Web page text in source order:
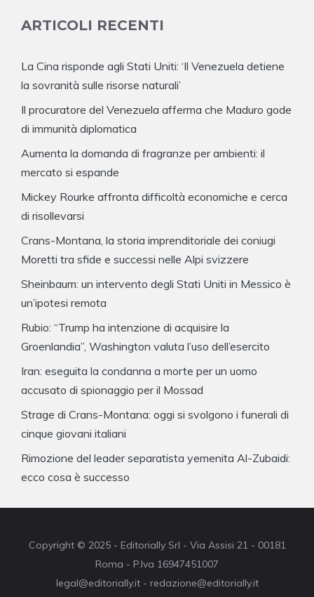
ARTICOLI RECENTI
La Cina risponde agli Stati Uniti: ‘Il Venezuela detiene
la sovranità sulle risorse naturali’
Il procuratore del Venezuela afferma che Maduro gode
di immunità diplomatica
Aumenta la domanda di fragranze per ambienti: il
mercato si espande
Mickey Rourke affronta difficoltà economiche e cerca
di risollevarsi
Crans-Montana, la storia imprenditoriale dei coniugi
Moretti tra sfide e successi nelle Alpi svizzere
Sheinbaum: un intervento degli Stati Uniti in Messico è
un’ipotesi remota
Rubio: “Trump ha intenzione di acquisire la
Groenlandia”, Washington valuta l’uso dell’esercito
Iran: eseguita la condanna a morte per un uomo
accusato di spionaggio per il Mossad
Strage di Crans-Montana: oggi si svolgono i funerali di
cinque giovani italiani
Rimozione del leader separatista yemenita Al-Zubaidi:
ecco cosa è successo
Copyright © 2025 - Editorially Srl - Via Assisi 21 - 00181
Roma - P.Iva 16947451007
legal@editorially.it - redazione@editorially.it